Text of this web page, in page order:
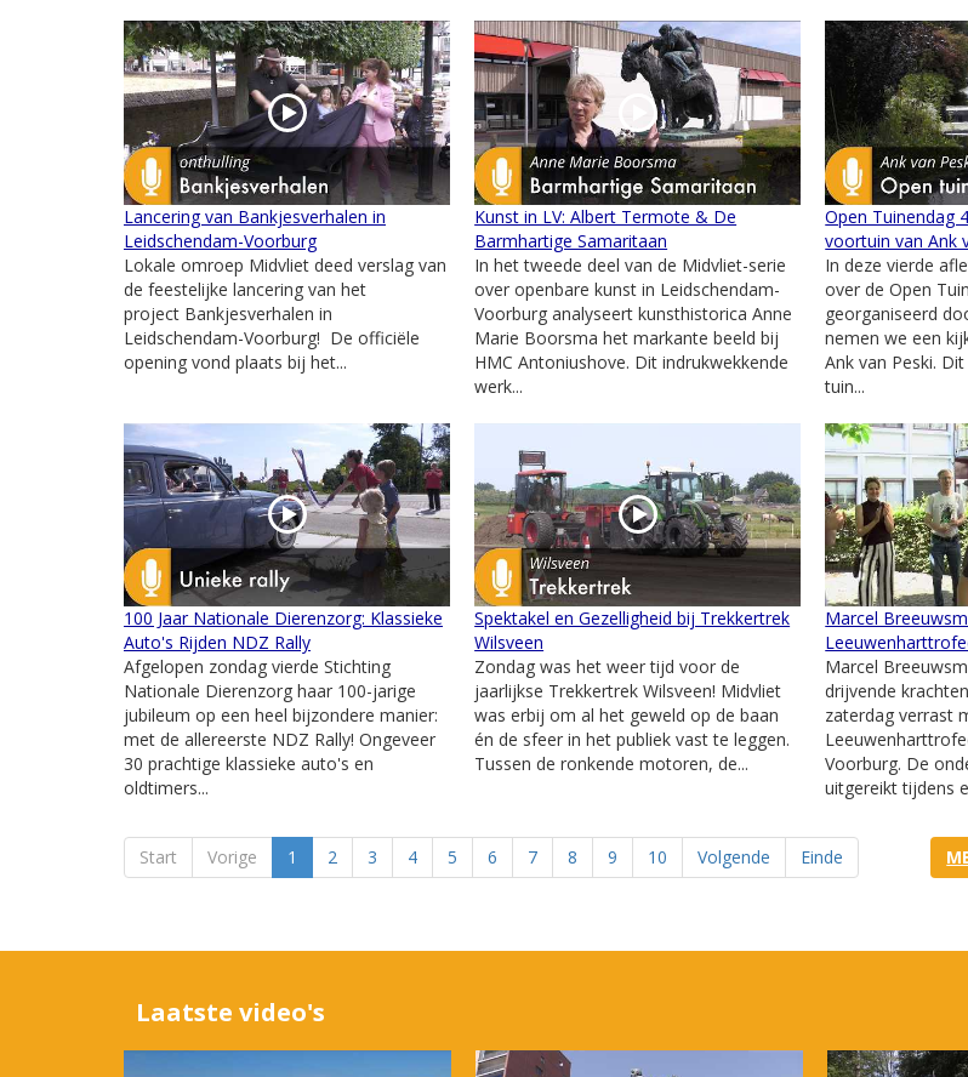
Lancering van Bankjesverhalen in
Leidschendam-Voorburg
Lokale omroep Midvliet deed verslag van
de feestelijke lancering van het
project Bankjesverhalen in
Leidschendam-Voorburg! De officiële
opening vond plaats bij het...
Kunst in LV: Albert Termote & De
Barmhartige Samaritaan
In het tweede deel van de Midvliet-serie
over openbare kunst in Leidschendam-
Voorburg analyseert kunsthistorica Anne
Marie Boorsma het markante beeld bij
HMC Antoniushove. Dit indrukwekkende
werk...
Open Tuinendag
voortuin van Ank
In deze vierde
over de Open
georganiseerd
nemen we een
Ank van Peski.
tuin...
100 Jaar Nationale Dierenzorg: Klassieke
Auto's Rijden NDZ Rally
Afgelopen zondag vierde Stichting
Nationale Dierenzorg haar 100-jarige
jubileum op een heel bijzondere manier:
met de allereerste NDZ Rally! Ongeveer
30 prachtige klassieke auto's en
oldtimers...
Spektakel en Gezelligheid bij Trekkertrek
Wilsveen
Zondag was het weer tijd voor de
jaarlijkse Trekkertrek Wilsveen! Midvliet
was erbij om al het geweld op de baan
én de sfeer in het publiek vast te leggen.
Tussen de ronkende motoren, de...
Marcel
Marcel
drijvende
zaterdag verrast
Voorburg. De
uitgereikt tijdens
Start Vorige 1 2 3 4 5 6 7 8 9 10 Volgende Einde
Laatste video's